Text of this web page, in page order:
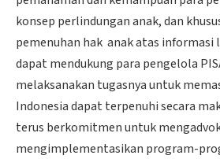
konsep perlindungan anak, dan
pemenuhan hak anak atas informasi
dapat mendukung para pengelola
melaksanakan tugasnya untuk
Indonesia dapat terpenuhi secara
terus berkomitmen untuk
mengimplementasikan program-